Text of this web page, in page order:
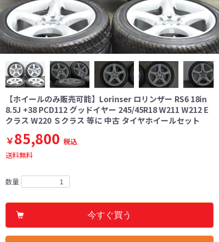
【ホイールのみ販売可能】Lorinser ロリンザー RS6 18in
8.5J +38 PCD112 グッドイヤー 245/45R18 W211 W212 E
クラス W220 Ｓクラス 等に 中古 タイヤホイールセット
￥85,800 税込
送料無料
数量
今すぐ買う